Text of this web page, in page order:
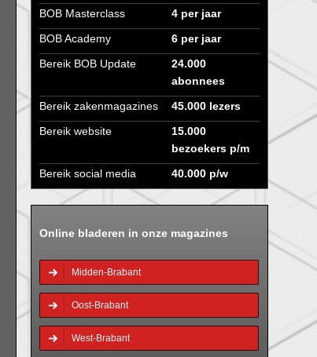
BOB Masterclass
4 per jaar
BOB Academy
6 per jaar
Bereik BOB Update
24.000
abonnees
Bereik zakenmagazines
45.000 lezers
Bereik website
15.000
bezoekers p/m
Bereik social media
40.000 p/w
Online bladeren in onze magazines
Midden-Brabant
Oost-Brabant
West-Brabant